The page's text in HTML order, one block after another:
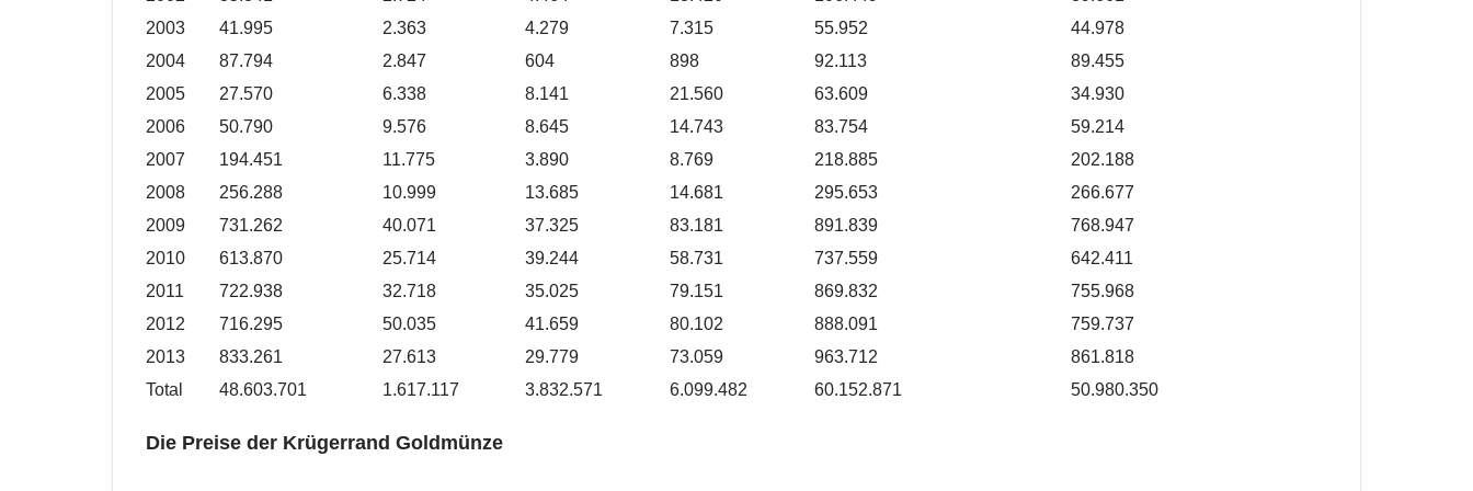
2003
41.995 2.363 4.279 7.315 55.952
44.978
2004
87.794 2.847 604 898 92.113
89.455
2005
27.570 6.338 8.141 21.560 63.609
34.930
2006
50.790 9.576 8.645 14.743 83.754
59.214
2007
194.451 11.775 3.890 8.769 218.885
202.188
2008
256.288 10.999 13.685 14.681 295.653
266.677
2009
731.262 40.071 37.325 83.181 891.839
768.947
2010
613.870 25.714 39.244 58.731 737.559
642.411
2011
722.938 32.718 35.025 79.151 869.832
755.968
2012
716.295 50.035 41.659 80.102 888.091
759.737
2013
833.261 27.613 29.779 73.059 963.712
861.818
Total
48.603.701 1.617.117 3.832.571 6.099.482 60.152.871 50.980.350
Die Preise der Krügerrand Goldmünze